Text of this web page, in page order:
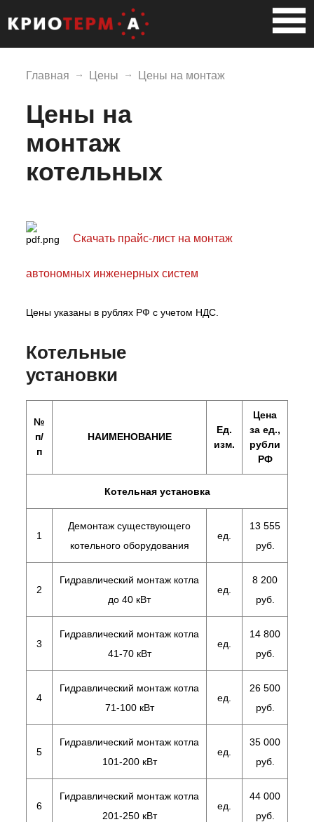
Главная Цены Цены на монтаж
Цены на
монтаж
котельных
Скачать прайс-лист на монтаж
автономных инженерных систем
Цены указаны в рублях РФ с учетом НДС.
Котельные
установки
№
п/
п
НАИМЕНОВАНИЕ
Ед.
изм.
Цена
за ед.,
рубли
РФ
Котельная установка
1
Демонтаж существующего
котельного оборудования
ед.
13 555
руб.
2
Гидравлический монтаж котла
до 40 кВт
ед.
8 200
руб.
3
Гидравлический монтаж котла
41-70 кВт
ед.
14 800
руб.
4
Гидравлический монтаж котла
71-100 кВт
ед.
26 500
руб.
5
Гидравлический монтаж котла
101-200 кВт
ед.
35 000
руб.
6
Гидравлический монтаж котла
201-250 кВт
ед.
44 000
руб.